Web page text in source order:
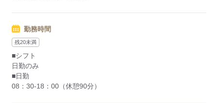
勤務時間
残20未満
■シフト
日勤のみ
■日勤
08：30-18：00（休憩90分）